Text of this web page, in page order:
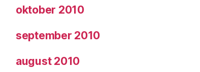
oktober 2010
september 2010
august 2010